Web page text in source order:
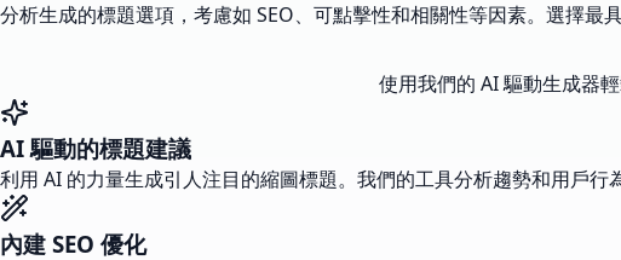
分析生成的標題選項，考慮如 SEO、可點擊性和相關性等因素。選擇最
使用我們的 AI 驅動生成器
AI 驅動的標題建議
利用 AI 的力量生成引人注目的縮圖標題。我們的工具分析趨勢和用戶行
內建 SEO 優化